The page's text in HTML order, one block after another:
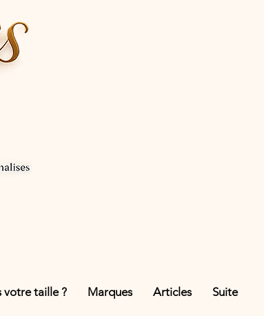
votre taille ? Marques Articles Suite